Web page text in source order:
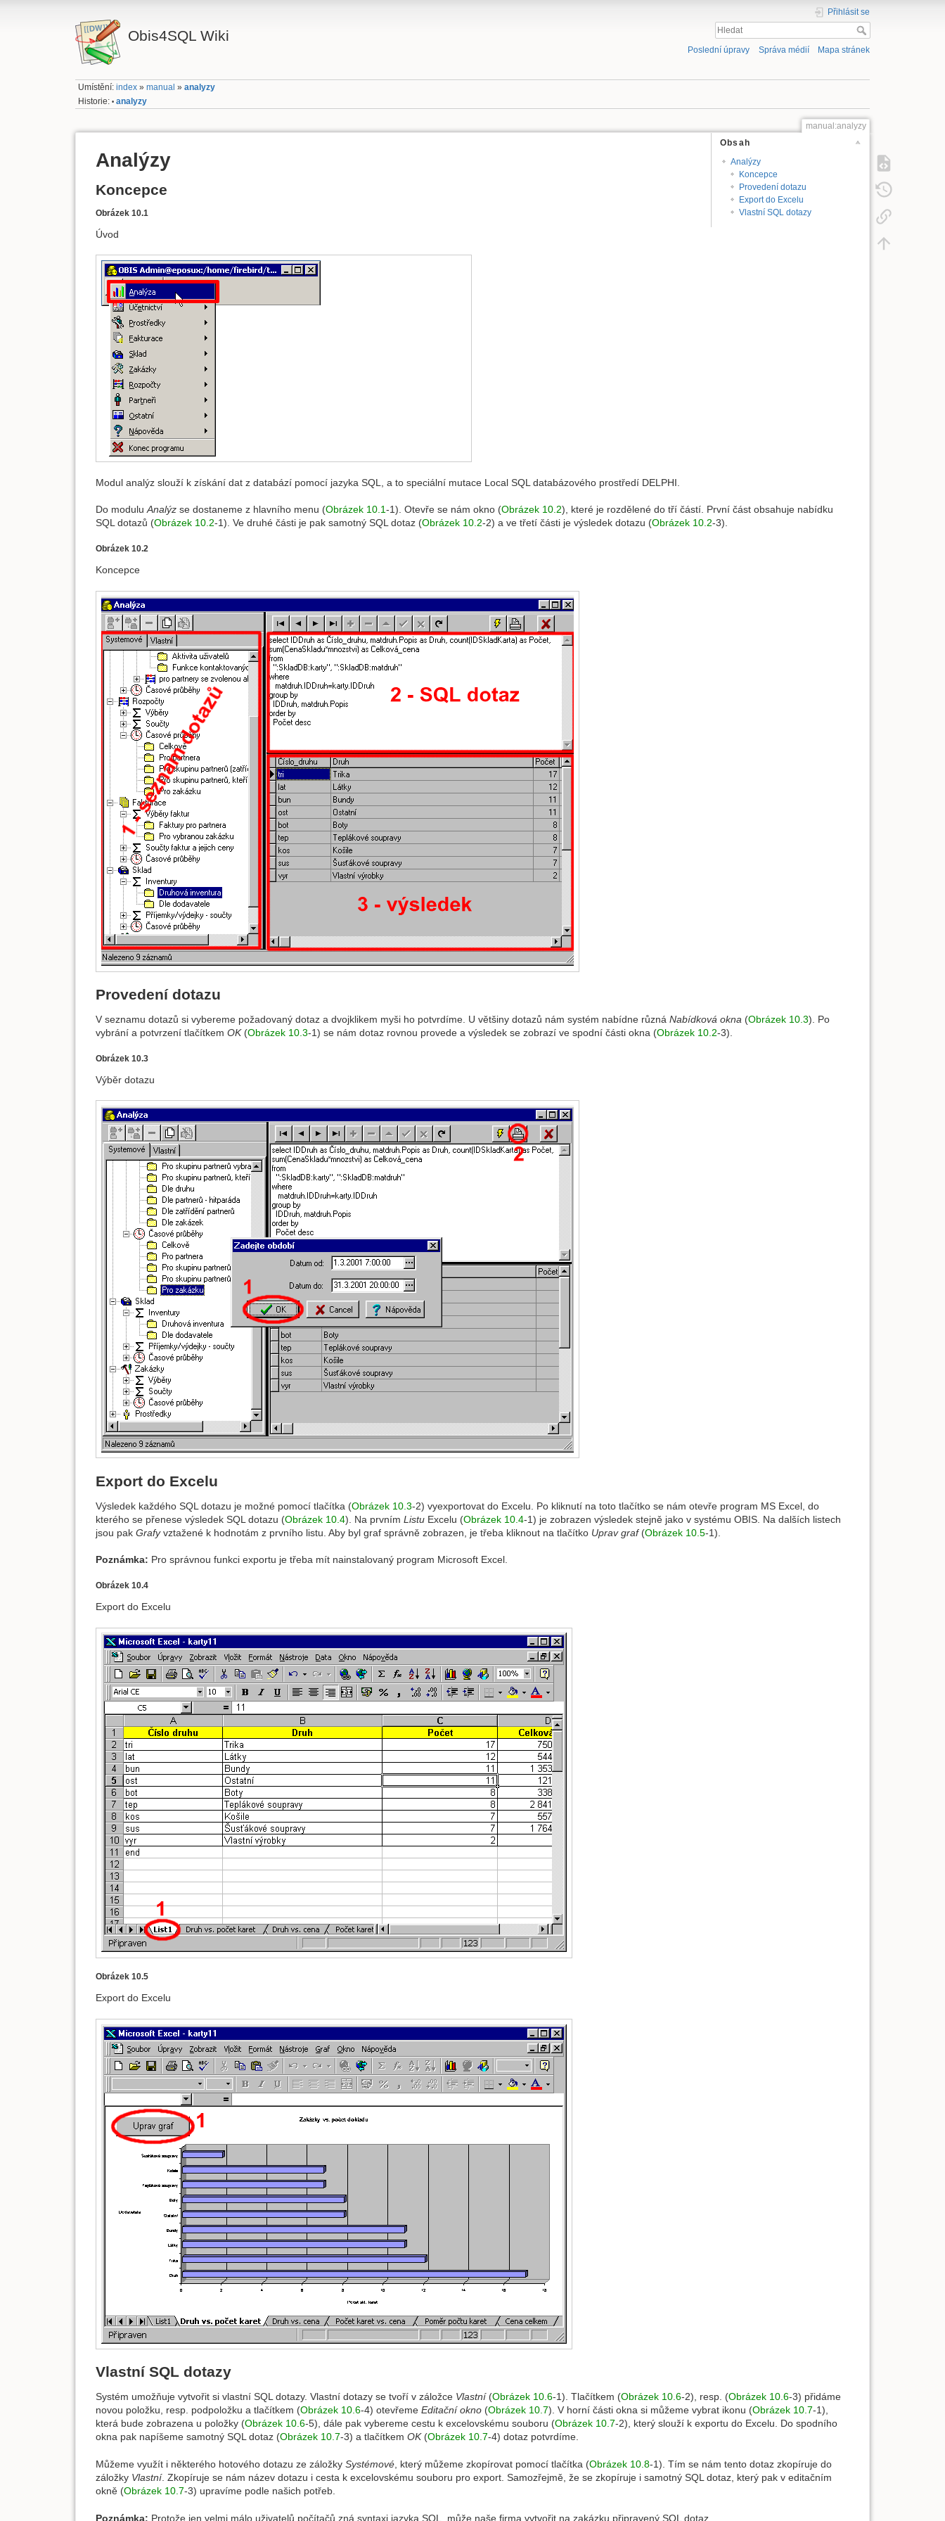
Obis4SQL Wiki
Přihlásit se
Poslední úpravy Správa médií Mapa stránek
Umístění:index »manual »analyzy
Historie: • analyzy
manual:analyzy
Obsah
Analýzy
Koncepce
Provedení dotazu
Export do Excelu
Vlastní SQL dotazy
Analýzy
Koncepce
Obrázek 10.1
Úvod
Modul analýz slouží k získání dat z databází pomocí jazyka SQL, a to speciální mutace Local SQL databázového prostředí DELPHI.
Do moduluAnalýz se dostaneme z hlavního menu (Obrázek 10.1-1). Otevře se nám okno (Obrázek 10.2), které je rozdělené do tří částí. První část obsahuje nabídku
SQL dotazů (Obrázek 10.2-1). Ve druhé části je pak samotný SQL dotaz (Obrázek 10.2-2) a ve třetí části je výsledek dotazu (Obrázek 10.2-3).
Obrázek 10.2
Koncepce
Provedení dotazu
V seznamu dotazů si vybereme požadovaný dotaz a dvojklikem myši ho potvrdíme. U většiny dotazů nám systém nabídne různáNabídková okna (Obrázek 10.3). Po
vybrání a potvrzení tlačítkemOK(Obrázek 10.3-1) se nám dotaz rovnou provede a výsledek se zobrazí ve spodní části okna (Obrázek 10.2-3).
Obrázek 10.3
Výběr dotazu
Export do Excelu
Výsledek každého SQL dotazu je možné pomocí tlačítka (Obrázek 10.3-2) vyexportovat do Excelu. Po kliknutí na toto tlačítko se nám otevře program MS Excel, do
kterého se přenese výsledek SQL dotazu (Obrázek 10.4). Na prvnímListu Excelu (Obrázek 10.4-1) je zobrazen výsledek stejně jako v systému OBIS. Na dalších listech
jsou pakGrafyvztažené k hodnotám z prvního listu. Aby byl graf správně zobrazen, je třeba kliknout na tlačítko Uprav graf(Obrázek 10.5-1).
Poznámka: Pro správnou funkci exportu je třeba mít nainstalovaný program Microsoft Excel.
Obrázek 10.4
Export do Excelu
Obrázek 10.5
Export do Excelu
Vlastní SQL dotazy
Systém umožňuje vytvořit si vlastní SQL dotazy. Vlastní dotazy se tvoří v záložce Vlastní(Obrázek 10.6-1). Tlačítkem (Obrázek 10.6-2), resp. (Obrázek 10.6-3) přidáme
novou položku, resp. podpoložku a tlačítkem (Obrázek 10.6-4) otevřemeEditační okno (Obrázek 10.7). V horní části okna si můžeme vybrat ikonu (Obrázek 10.7-1),
která bude zobrazena u položky (Obrázek 10.6-5), dále pak vybereme cestu k excelovskému souboru (Obrázek 10.7-2), který slouží k exportu do Excelu. Do spodního
okna pak napíšeme samotný SQL dotaz (Obrázek 10.7-3) a tlačítkemOK(Obrázek 10.7-4) dotaz potvrdíme.
Můžeme využít i některého hotového dotazu ze záložkySystémové , který můžeme zkopírovat pomocí tlačítka (Obrázek 10.8-1). Tím se nám tento dotaz zkopíruje do
záložky Vlastní. Zkopíruje se nám název dotazu i cesta k excelovskému souboru pro export. Samozřejmě, že se zkopíruje i samotný SQL dotaz, který pak v editačním
okně (Obrázek 10.7-3) upravíme podle našich potřeb.
Poznámka: Protože jen velmi málo uživatelů počítačů zná syntaxi jazyka SQL, může naše firma vytvořit na zakázku připravený SQL dotaz.